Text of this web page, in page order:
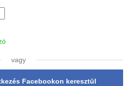
vagy
Facebookon keresztül